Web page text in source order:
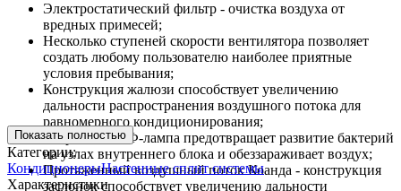
Электростатический фильтр - очистка воздуха от
вредных примесей;
Несколько ступеней скорости вентилятора позволяет
создать любому пользователю наиболее приятные
условия пребывания;
Конструкция жалюзи способствует увеличению
дальности распространения воздушного потока для
равномерного кондиционирования;
Встроенная УФ-лампа предотвращает развитие бактерий
на узлах внутреннего блока и обеззараживает воздух;
Протяженный воздушный поток Коанда - конструкция
заслонок способствует увеличению дальности
Показать полностью
Категории:
КондиционерыНастенные сплит системы
Характеристики